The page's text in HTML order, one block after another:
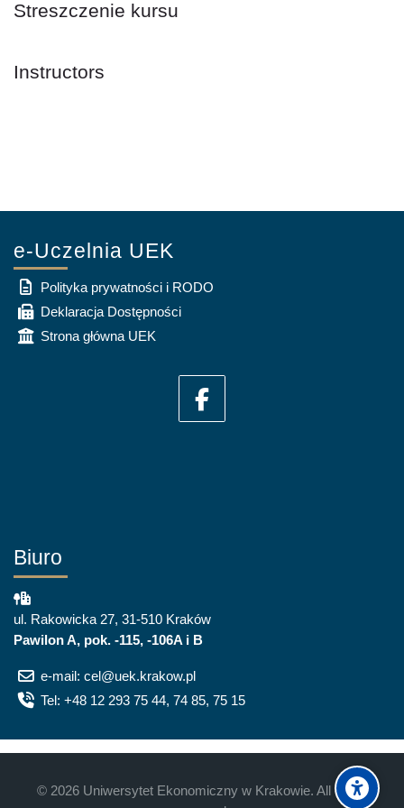
Streszczenie kursu
Instructors
e-Uczelnia UEK
Polityka prywatności i RODO
Deklaracja Dostępności
Strona główna UEK
Biuro
ul. Rakowicka 27, 31-510 Kraków
Pawilon A, pok. -115, -106A i B
e-mail: cel@uek.krakow.pl
Tel: +48 12 293 75 44, 74 85, 75 15
© 2026 Uniwersytet Ekonomiczny w Krakowie. All rights